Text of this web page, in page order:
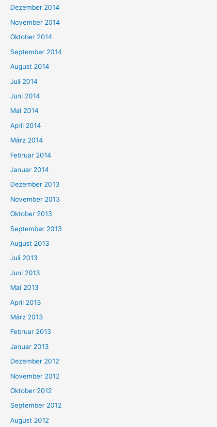
Dezember 2014
November 2014
Oktober 2014
September 2014
August 2014
Juli 2014
Juni 2014
Mai 2014
April 2014
März 2014
Februar 2014
Januar 2014
Dezember 2013
November 2013
Oktober 2013
September 2013
August 2013
Juli 2013
Juni 2013
Mai 2013
April 2013
März 2013
Februar 2013
Januar 2013
Dezember 2012
November 2012
Oktober 2012
September 2012
August 2012